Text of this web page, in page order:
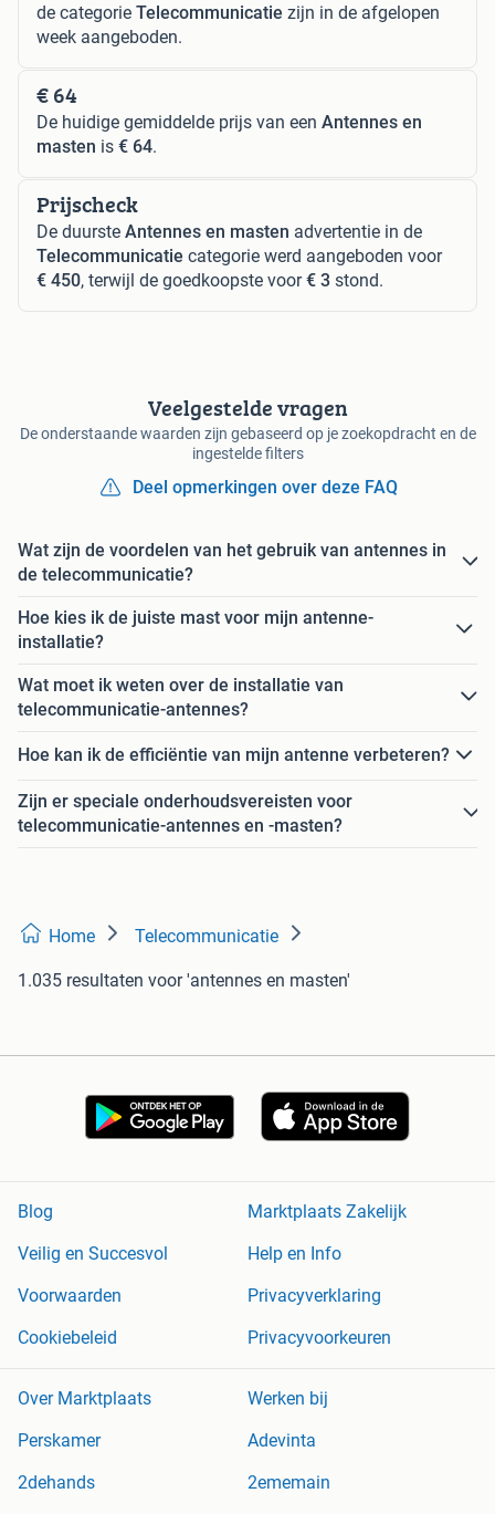
de categorie Telecommunicatie zijn in de afgelopen
week aangeboden.
€ 64
De huidige gemiddelde prijs van een Antennes en
masten is € 64.
Prijscheck
De duurste Antennes en masten advertentie in de
Telecommunicatie categorie werd aangeboden voor
€ 450, terwijl de goedkoopste voor€ 3 stond.
Veelgestelde vragen
De onderstaande waarden zijn gebaseerd op je zoekopdracht en de
ingestelde filters
Deel opmerkingen over deze FAQ
Wat zijn de voordelen van het gebruik van antennes in
de telecommunicatie?
Hoe kies ik de juiste mast voor mijn antenne-
installatie?
Wat moet ik weten over de installatie van
telecommunicatie-antennes?
Hoe kan ik de efficiëntie van mijn antenne verbeteren?
Zijn er speciale onderhoudsvereisten voor
telecommunicatie-antennes en -masten?
Home Telecommunicatie
1.035 resultaten voor 'antennes en masten'
Blog
Marktplaats Zakelijk
Veilig en Succesvol
Help en Info
Voorwaarden
Privacyverklaring
Cookiebeleid
Privacyvoorkeuren
Over Marktplaats
Werken bij
Perskamer
Adevinta
2dehands
2ememain